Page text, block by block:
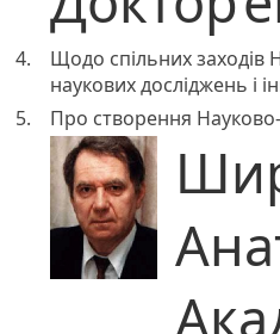
4.
Щодо спільних заходів
наукових досліджень і
5.
Про створення Науково-